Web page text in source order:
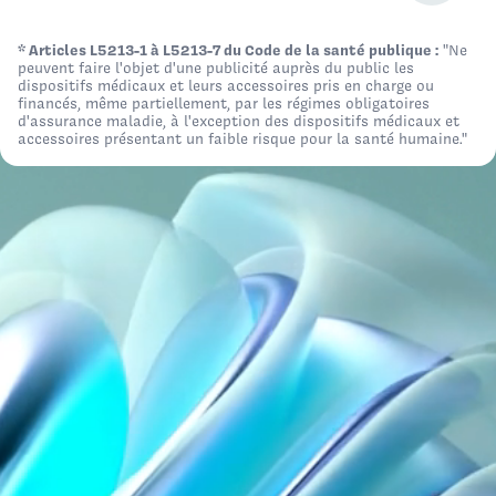
* Articles L5213-1 à L5213-7 du Code de la santé publique : "Ne
peuvent faire l'objet d'une publicité auprès du public les
dispositifs médicaux et leurs accessoires pris en charge ou
financés, même partiellement, par les régimes obligatoires
d'assurance maladie, à l'exception des dispositifs médicaux et
accessoires présentant un faible risque pour la santé humaine."
JE CHERCHE UN DISPOSITIF POUR UN
Établissement de santé +
Page 1 - 1 produit affiché
Logo Int Air Medical
Circuit de ventilation pédiatrique coaxial 1,50M, connecteur
coudé luer lock
REF. Qté / Boîte Classe Fabricant
CE
AL-P1900.V018
10 IIa Meditera CE0476*
*Pour une bonne utilisation du dispositif médical veuillez lire
UNE QUESTION, UNE DEMANDE DE DEVIS, UN
BESOIN SPÉCIFIQUE ?
Contactez-nous
QUALITÉ & CONFORMITÉ
Int'Air Medical est engagé dans une démarche qualité
lui permettant d'assurer la performance et la sécurité
de ses produits.